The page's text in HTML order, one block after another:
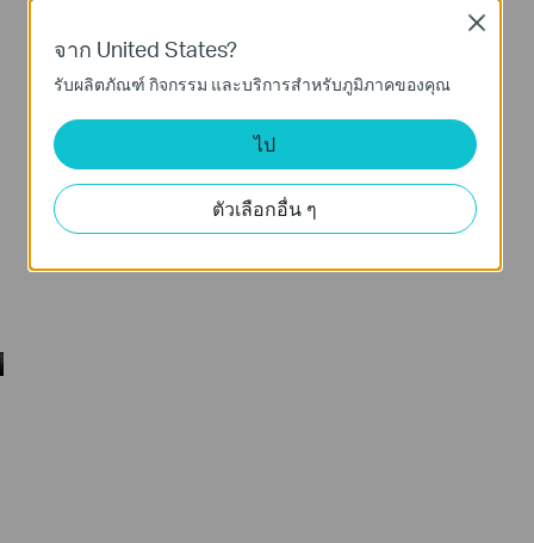
จาก United States?
รับผลิตภัณฑ์ กิจกรรม และบริการสำหรับภูมิภาคของคุณ
ไป
ตัวเลือกอื่น ๆ
Close